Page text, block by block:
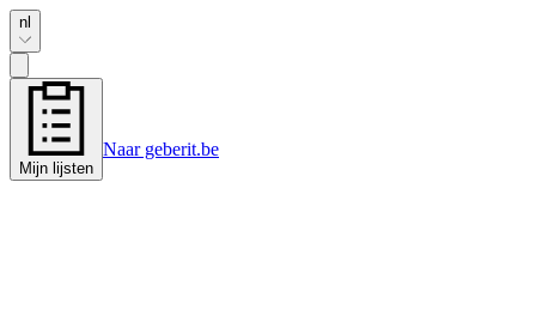
nl
Mijn lijsten
Naar geberit.be